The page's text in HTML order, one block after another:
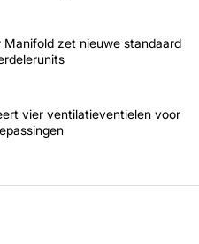
Manifold zet nieuwe standaard
vier ventilatieventielen voor